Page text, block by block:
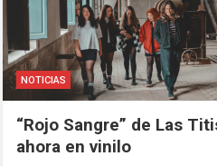
NOTICIAS
“Rojo Sangre” de Las
ahora en vinilo